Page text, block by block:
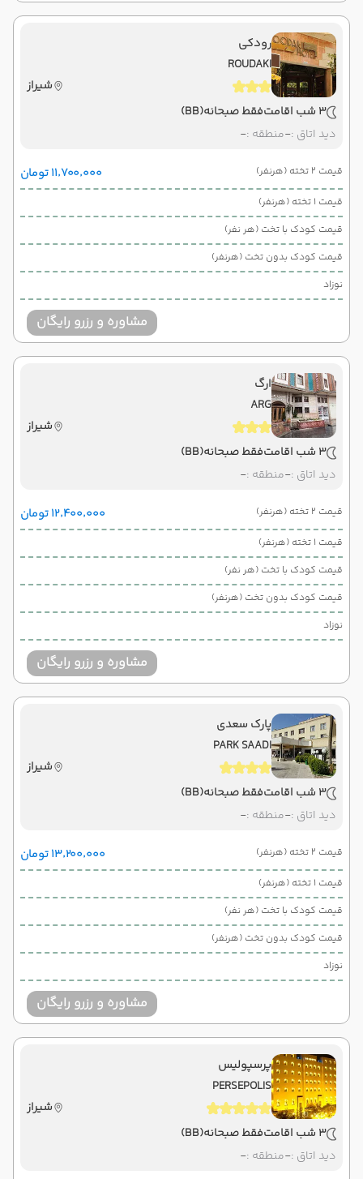
رودکی
ROUDAKI
شیراز
3 شب اقامت
فقط صبحانه(BB)
دید اتاق :-منطقه :-
قیمت 2 تخته (هرنفر) ۱۱٬۷۰۰٬۰۰۰ تومان
قیمت 1 تخته (هرنفر)
قیمت کودک با تخت (هر نفر)
قیمت کودک بدون تخت (هرنفر)
نوزاد
مشاوره و رزرو رایگان
ارگ
ARG
شیراز
3 شب اقامت
فقط صبحانه(BB)
دید اتاق :-منطقه :-
قیمت 2 تخته (هرنفر) ۱۲٬۴۰۰٬۰۰۰ تومان
قیمت 1 تخته (هرنفر)
قیمت کودک با تخت (هر نفر)
قیمت کودک بدون تخت (هرنفر)
نوزاد
مشاوره و رزرو رایگان
پارک سعدی
PARK SAADI
شیراز
3 شب اقامت
فقط صبحانه(BB)
دید اتاق :-منطقه :-
قیمت 2 تخته (هرنفر) ۱۳٬۲۰۰٬۰۰۰ تومان
قیمت 1 تخته (هرنفر)
قیمت کودک با تخت (هر نفر)
قیمت کودک بدون تخت (هرنفر)
نوزاد
مشاوره و رزرو رایگان
پرسپولیس
PERSEPOLIS
شیراز
3 شب اقامت
فقط صبحانه(BB)
دید اتاق :-منطقه :-